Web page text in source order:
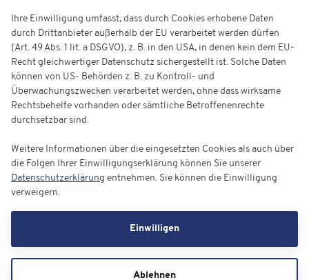
Ihre Einwilligung umfasst, dass durch Cookies erhobene Daten
durch Drittanbieter außerhalb der EU verarbeitet werden dürfen
(Art. 49 Abs. 1 lit. a DSGVO), z. B. in den USA, in denen kein dem EU-
Recht gleichwertiger Datenschutz sichergestellt ist. Solche Daten
können von US- Behörden z. B. zu Kontroll- und
Überwachungszwecken verarbeitet werden, ohne dass wirksame
Rechtsbehelfe vorhanden oder sämtliche Betroffenenrechte
durchsetzbar sind.
Weitere Informationen über die eingesetzten Cookies als auch über
die Folgen Ihrer Einwilligungserklärung können Sie unserer
Datenschutzerklärung entnehmen. Sie können die Einwilligung
verweigern.
Einwilligen
Ablehnen